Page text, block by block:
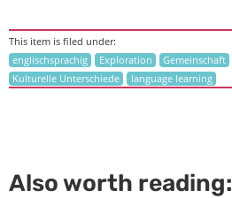
This item is filed under:
englischsprachig Exploration Gemeinschaft
Kulturelle Unterschiede
language learning
Also worth reading: